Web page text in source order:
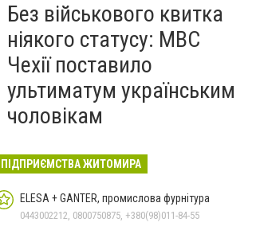
Без військового квитка
ніякого статусу: МВС
Чехії поставило
ультиматум українським
чоловікам
ПІДПРИЄМСТВА ЖИТОМИРА
ELESA + GANTER, промислова фурнітура
0443002212, 0800750875, +380(98)011-84-55